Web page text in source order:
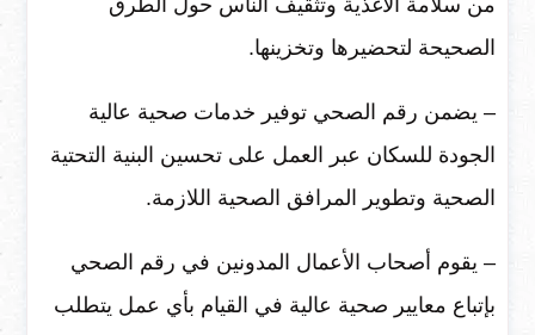
من سلامة الأغذية وتثقيف الناس حول الطرق
الصحيحة لتحضيرها وتخزينها.
– يضمن رقم الصحي توفير خدمات صحية عالية
الجودة للسكان عبر العمل على تحسين البنية التحتية
الصحية وتطوير المرافق الصحية اللازمة.
– يقوم أصحاب الأعمال المدونين في رقم الصحي
بإتباع معايير صحية عالية في القيام بأي عمل يتطلب